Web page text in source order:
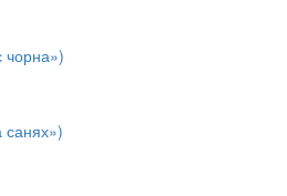
чорна»)
санях»)